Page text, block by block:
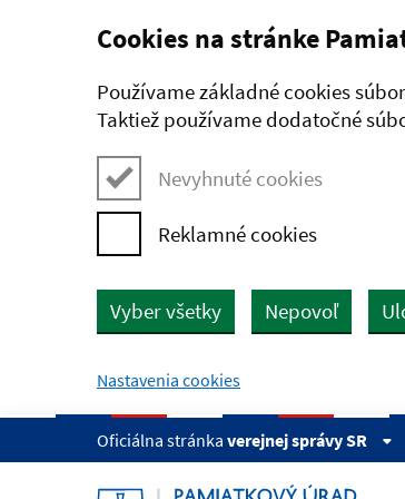
Preskočiť na hlavný obsah
Cookies na stránke
Používame základné cookies
Taktiež používame dodatočné
Nevyhnuté cookies
Reklamné cookies
Vyber všetky Nepovoľ
Nastavenia cookies
Oficiálna stránka verejnej správy SR